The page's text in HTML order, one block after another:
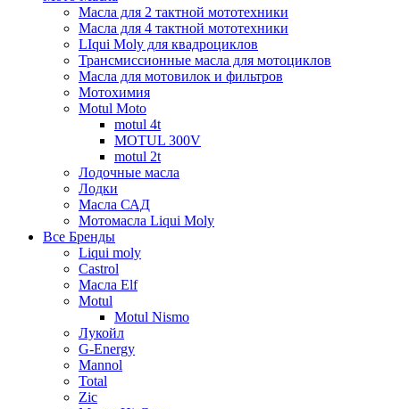
Масла для 2 тактной мототехники
Масла для 4 тактной мототехники
LIqui Moly для квадроциклов
Трансмиссионные масла для мотоциклов
Масла для мотовилок и фильтров
Мотохимия
Motul Moto
motul 4t
MOTUL 300V
motul 2t
Лодочные масла
Лодки
Масла САД
Мотомасла Liqui Moly
Все Бренды
Liqui moly
Castrol
Масла Elf
Motul
Motul Nismo
Лукойл
G-Energy
Mannol
Total
Zic